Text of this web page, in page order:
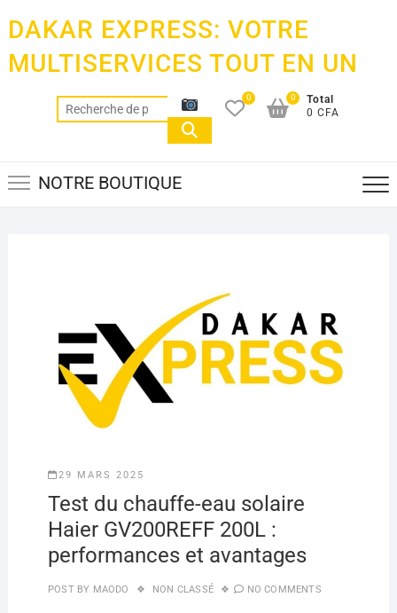
content
DAKAR EXPRESS: VOTRE
MULTISERVICES TOUT EN UN
Recherche
pour :
0
Total
0 CFA
0
NOTRE BOUTIQUE
29 MARS 2025
Test du chauffe-eau solaire
Haier GV200REFF 200L :
performances et avantages
POST BY MAODO NON CLASSÉ NO COMMENTS